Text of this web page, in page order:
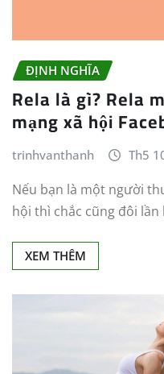
ĐỊNH NGHĨA
Rela là gì? Rela
mạng xã hội
trinhvanthanh Th5
Nếu bạn là một người
hội thì chắc cũng đôi
XEM THÊM